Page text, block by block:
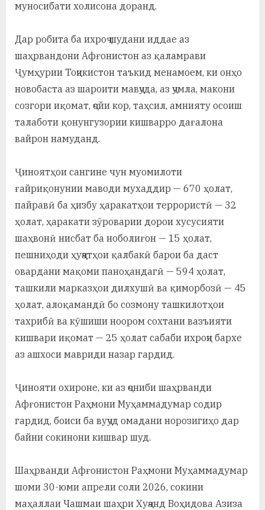
муносибати холисона доранд.
Дар робита ба ихроҷ шудани иддае аз
шаҳрвандони Афғонистон аз қаламрави
Ҷумҳурии Тоҷикистон таъкид менамоем, ки онҳо
новобаста аз шароити мавҷуда, аз ҷумла, макони
созгори иқомат, ҷойи кор, таҳсил, амнияту осоиш
талаботи қонунгузории кишварро дағалона
вайрон намуданд.
Ҷиноятҳои сангине чун муомилоти
ғайриқонунии маводи мухаддир — 670 ҳолат,
пайравӣ ба ҳизбу ҳаракатҳои террористӣ — 32
ҳолат, ҳаракати зӯроварии дорои хусусияти
шаҳвонӣ нисбат ба ноболиғон — 15 ҳолат,
пешниҳоди ҳуҷҷатҳои қалбакӣ барои ба даст
овардани мақоми паноҳандагӣ — 594 ҳолат,
ташкили марказҳои дилхушӣ ва қиморбозӣ — 45
ҳолат, алоқамандӣ бо созмону ташкилотҳои
тахрибӣ ва кӯшиши ноором сохтани вазъияти
кишвари иқомат — 25 ҳолат сабаби ихроҷи бархе
аз ашхоси мавриди назар гардид.
Ҷинояти охироне, ки аз ҷониби шаҳрванди
Афғонистон Раҳмони Муҳаммадумар содир
гардид, боиси ба вуҷуд омадани норозигиҳо дар
байни сокинони кишвар шуд.
Шаҳрванди Афғонистон Раҳмони Муҳаммадумар
шоми 30-юми апрели соли 2026, сокини
маҳаллаи Чашмаи шаҳри Хуҷанд Воҳидова Азиза